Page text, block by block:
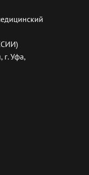
г. Уфа,